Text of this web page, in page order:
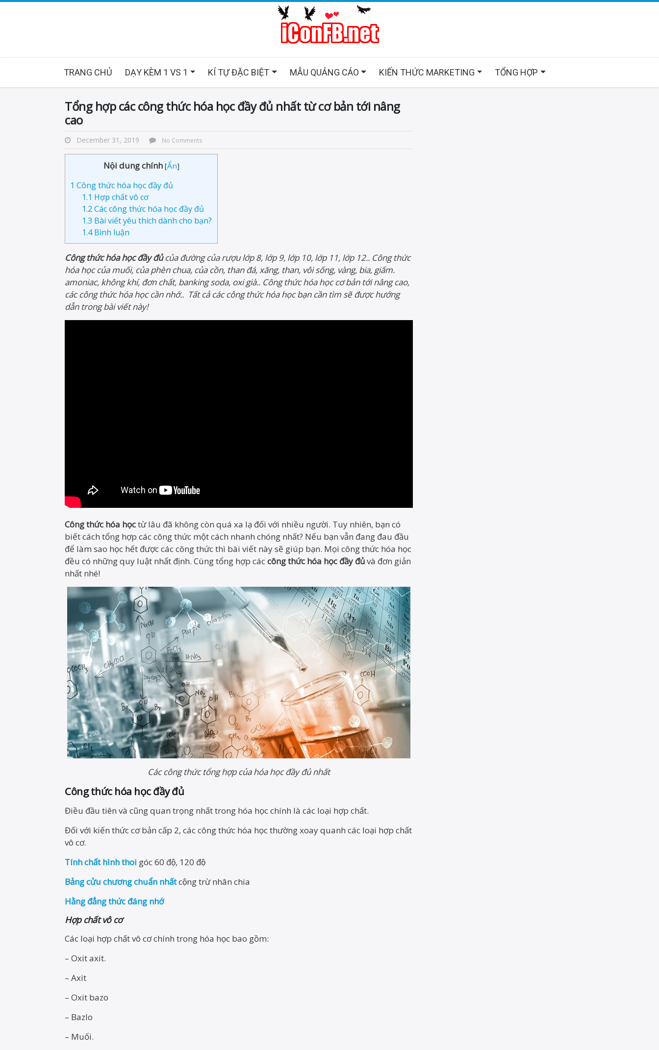
TRANG CHỦ DẠY KÈM 1 VS 1 KÍ TỰ ĐẶC BIỆT MẪU QUẢNG CÁO KIẾN THỨC MARKETING TỔNG HỢP
Tổng hợp các công thức hóa học đầy đủ nhất từ cơ bản tới nâng
cao
December 31, 2019 No Comments
Nội dung chính [Ẩn]
1 Công thức hóa học đầy đủ
1.1 Hợp chất vô cơ
1.2Các công thức hóa học đầy đủ
1.3 Bài viết yêu thích dành cho bạn?
1.4Bình luận
Công thức hóa học đầy đủcủa đường của rượu lớp 8, lớp 9, lớp 10, lớp 11, lớp 12.. Công thức
hóa học của muối, của phèn chua, của cồn, than đá, xăng, than, vôi sống, vàng, bia, giấm.
amoniac, không khí, đơn chất, banking soda, oxi già.. Công thức hóa học cơ bản tới nâng cao,
các công thức hóa học cần nhớ.. Tất cả các công thức hóa học bạn cần tìm sẽ được hướng
dẫn trong bài viết này!
Công thức hóa họctừ lâu đã không còn quá xa lạ đối với nhiều người. Tuy nhiên, bạn có
biết cách tổng hợp các công thức một cách nhanh chóng nhất? Nếu bạn vẫn đang đau đầu
để làm sao học hết được các công thức thì bài viết này sẽ giúp bạn. Mọi công thức hóa học
đều có những quy luật nhất định. Cùng tổng hợp cáccông thức hóa học đầy đủvà đơn giản
nhất nhé!
Các công thức tổng hợp của hóa học đầy đủ nhất
Công thức hóa học đầy đủ
Điều đầu tiên và cũng quan trọng nhất trong hóa học chính là các loại hợp chất.
Đối với kiến thức cơ bản cấp 2, các công thức hóa học thường xoay quanh các loại hợp chất
vô cơ.
Tính chất hình thoi góc 60 độ, 120 độ
Bảng cửu chương chuẩn nhấtcộng trừ nhân chia
Hằng đẳng thức đáng nhớ
Hợp chất vô cơ
Các loại hợp chất vô cơ chính trong hóa học bao gồm:
– Oxit axit.
– Axit
– Oxit bazo
– Bazlo
– Muối.